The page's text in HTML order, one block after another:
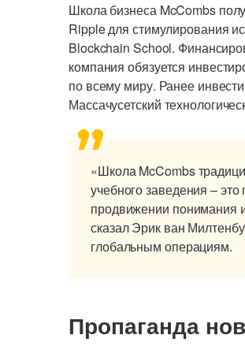
Школа бизнеса McCombs
Ripple для стимулирования
Blockchain School.
компания обязуется
по всему миру. Ранее
Массачусетский
«Школа McCombs
учебного заведения –
продвижении понимания
сказал Эрик ван
глобальным операциям.
Пропаганда